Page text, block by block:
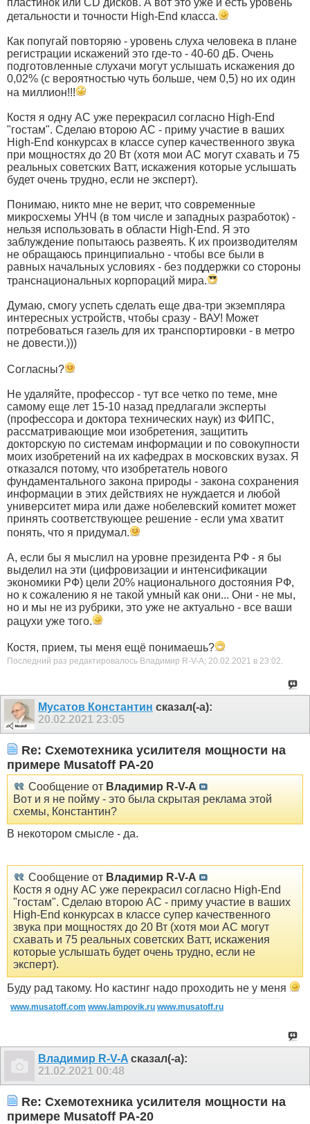
детальности и точности High-End класса.
Как попугай повторяю - уровень слуха человека в плане
регистрации искажений это где-то - 40-60 дБ. Очень
подготовленные слухачи могут услышать искажения до
0,02% (с вероятностью чуть больше, чем 0,5) но их один
на миллион!!!
Костя я одну АС уже перекрасил согласно High-End
"гостам". Сделаю второю АС - приму участие в ваших
High-End конкурсах в классе супер качественного звука
при мощностях до 20 Вт (хотя мои АС могут схавать и 75
реальных советских Ватт, искажения которые услышать
будет очень трудно, если не эксперт).
Понимаю, никто мне не верит, что современные
микросхемы УНЧ (в том числе и западных разработок) -
нельзя использовать в области High-End. Я это
заблуждение попытаюсь развеять. К их производителям
не обращаюсь принципиально - чтобы все были в
равных начальных условиях - без поддержки со стороны
транснациональных корпораций мира.
Думаю, смогу успеть сделать еще два-три экземпляра
интересных устройств, чтобы сразу - ВАУ! Может
потребоваться газель для их транспортировки - в метро
не довести.)))
Согласны?
Не удаляйте, профессор - тут все четко по теме, мне
самому еще лет 15-10 назад предлагали эксперты
(профессора и доктора технических наук) из ФИПС,
рассматривающие мои изобретения, защитить
докторскую по системам информации и по совокупности
моих изобретений на их кафедрах в московских вузах. Я
отказался потому, что изобретатель нового
фундаментального закона природы - закона сохранения
информации в этих действиях не нуждается и любой
университет мира или даже нобелевский комитет может
принять соответствующее решение - если ума хватит
понять, что я придумал.
А, если бы я мыслил на уровне президента РФ - я бы
выделил на эти (цифровизации и интенсификации
экономики РФ) цели 20% национального достояния РФ,
но к сожалению я не такой умный как они... Они - не мы,
но и мы не из рубрики, это уже не актуально - все ваши
рацухи уже того.
Костя, прием, ты меня ещё понимаешь?
Последний раз редактировалось Владимир R-V-A; 20.02.2021 в 23:02.
Мусатов Константин сказал(-а):
20.02.2021 23:05
Re: Схемотехника усилителя мощности на
примере Musatoff PA-20
Сообщение от Владимир R-V-A
Вот и я не пойму - это была скрытая реклама этой
схемы, Константин?
В некотором смысле - да.
Сообщение от Владимир R-V-A
Костя я одну АС уже перекрасил согласно High-End
"гостам". Сделаю второю АС - приму участие в ваших
High-End конкурсах в классе супер качественного
звука при мощностях до 20 Вт (хотя мои АС могут
схавать и 75 реальных советских Ватт, искажения
которые услышать будет очень трудно, если не
эксперт).
Буду рад такому. Но кастинг надо проходить не у меня
www.musatoff.com www.lampovik.ru www.musatoff.ru
Владимир R-V-A сказал(-а):
21.02.2021 00:48
Re: Схемотехника усилителя мощности на
примере Musatoff PA-20